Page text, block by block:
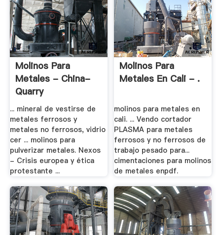
Molinos Para
Metales - China-
Quarry
... mineral de vestirse de
metales ferrosos y
metales no ferrosos, vidrio
cer ... molinos para
pulverizar metales. Nexos
- Crisis europea y ética
protestante ...
Molinos Para
Metales En Cali - .
molinos para metales en
cali. ... Vendo cortador
PLASMA para metales
ferrosos y no ferrosos de
trabajo pesado para...
cimentaciones para molinos
de metales enpdf.